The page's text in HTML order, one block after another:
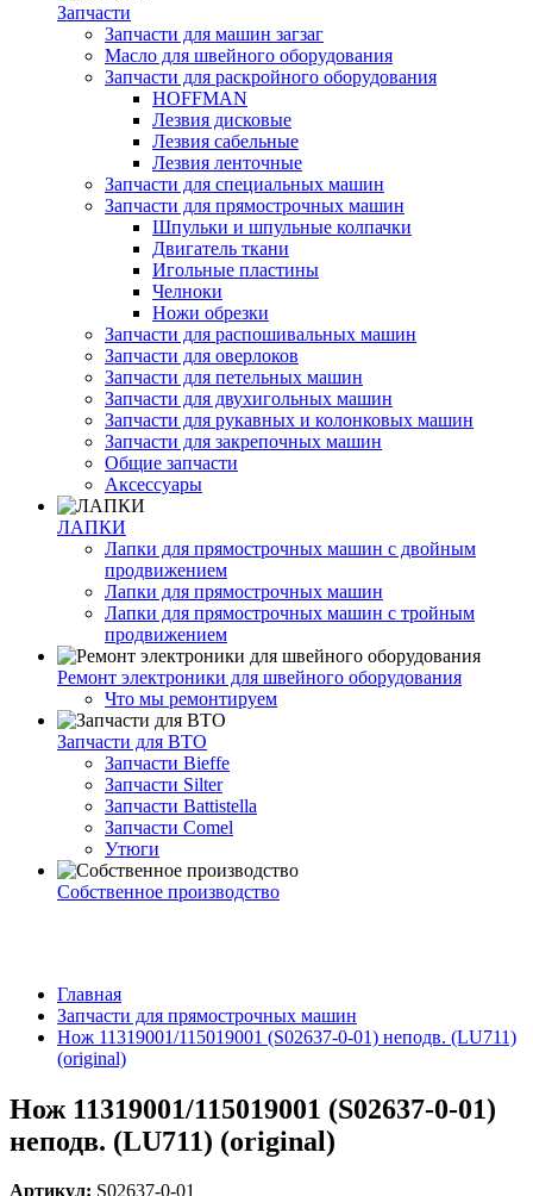
Запчасти
Запчасти для машин загзаг
Масло для швейного оборудования
Запчасти для раскройного оборудования
HOFFMAN
Лезвия дисковые
Лезвия сабельные
Лезвия ленточные
Запчасти для специальных машин
Запчасти для прямострочных машин
Шпульки и шпульные колпачки
Двигатель ткани
Игольные пластины
Челноки
Ножи обрезки
Запчасти для распошивальных машин
Запчасти для оверлоков
Запчасти для петельных машин
Запчасти для двухигольных машин
Запчасти для рукавных и колонковых машин
Запчасти для закрепочных машин
Общие запчасти
Аксессуары
ЛАПКИ
Лапки для прямострочных машин с двойным
продвижением
Лапки для прямострочных машин
Лапки для прямострочных машин с тройным
продвижением
Ремонт электроники для швейного оборудования
Что мы ремонтируем
Запчасти для ВТО
Запчасти Bieffe
Запчасти Silter
Запчасти Battistella
Запчасти Comel
Утюги
Собственное производство
Главная
Запчасти для прямострочных машин
Нож 11319001/115019001 (S02637-0-01) неподв. (LU711)
(original)
Нож 11319001/115019001 (S02637-0-01)
неподв. (LU711) (original)
Артикул: S02637-0-01